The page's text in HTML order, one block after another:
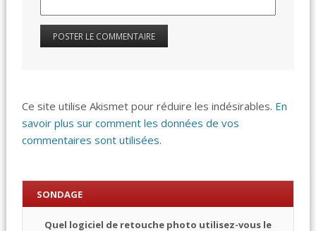
Ce site utilise Akismet pour réduire les indésirables. En
savoir plus sur comment les données de vos
commentaires sont utilisées.
SONDAGE
Quel logiciel de retouche photo utilisez-vous le